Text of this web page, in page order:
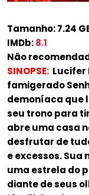
Tamanho: 7.24
IMDb:8.1
Não
SINOPSE: Lucifer
famigerado
demoníaca que
seu trono para
abre uma casa
desfrutar de
e excessos.
uma estrela do
diante de seus